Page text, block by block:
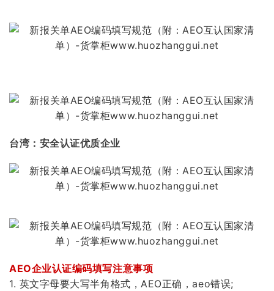
台湾：安全认证优质企业
AEO企业认证编码填写注意事项
1. 英文字母要大写半角格式，AEO正确，aeo错误;